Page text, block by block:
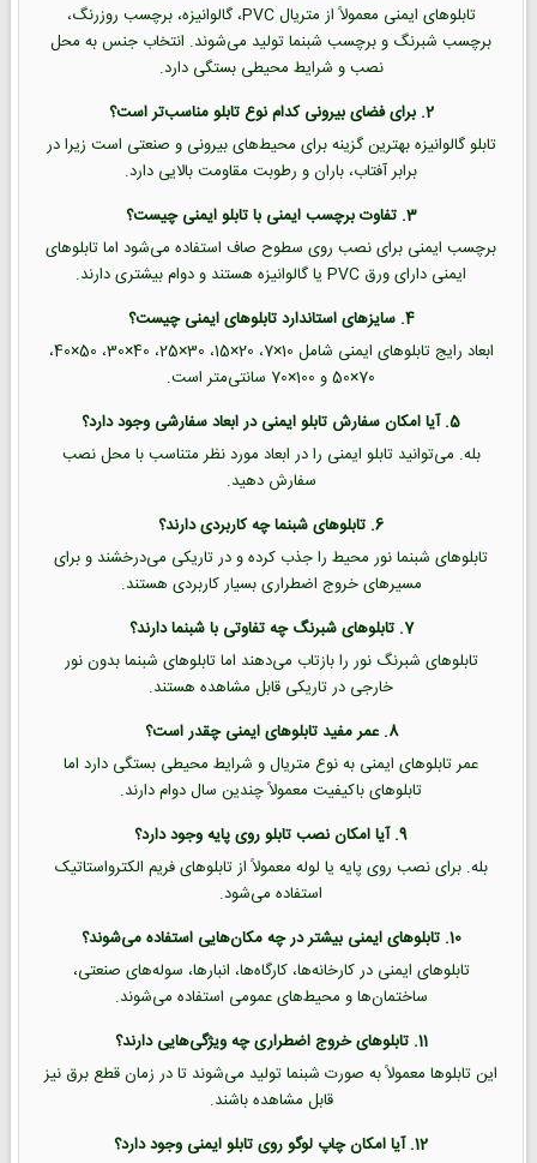
تابلوهای ایمنی معمولاً از متریال PVC، گالوانیزه، برچسب روزرنگ،
برچسب شبرنگ و برچسب شبنما تولید می‌شوند. انتخاب جنس به محل
نصب و شرایط محیطی بستگی دارد.
2. برای فضای بیرونی کدام نوع تابلو مناسب‌تر است؟
تابلو گالوانیزه بهترین گزینه برای محیط‌های بیرونی و صنعتی است زیرا در
برابر آفتاب، باران و رطوبت مقاومت بالایی دارد.
3. تفاوت برچسب ایمنی با تابلو ایمنی چیست؟
برچسب ایمنی برای نصب روی سطوح صاف استفاده می‌شود اما تابلوهای
ایمنی دارای ورق PVC یا گالوانیزه هستند و دوام بیشتری دارند.
4. سایزهای استاندارد تابلوهای ایمنی چیست؟
ابعاد رایج تابلوهای ایمنی شامل 10×7، 20×15، 30×25، 40×30، 50×40،
70×50 و 100×70 سانتی‌متر است.
5. آیا امکان سفارش تابلو ایمنی در ابعاد سفارشی وجود دارد؟
بله. می‌توانید تابلو ایمنی را در ابعاد مورد نظر متناسب با محل نصب
سفارش دهید.
6. تابلوهای شبنما چه کاربردی دارند؟
تابلوهای شبنما نور محیط را جذب کرده و در تاریکی می‌درخشند و برای
مسیرهای خروج اضطراری بسیار کاربردی هستند.
7. تابلوهای شبرنگ چه تفاوتی با شبنما دارند؟
تابلوهای شبرنگ نور را بازتاب می‌دهند اما تابلوهای شبنما بدون نور
خارجی در تاریکی قابل مشاهده هستند.
8. عمر مفید تابلوهای ایمنی چقدر است؟
عمر تابلوهای ایمنی به نوع متریال و شرایط محیطی بستگی دارد اما
تابلوهای باکیفیت معمولاً چندین سال دوام دارند.
9. آیا امکان نصب تابلو روی پایه وجود دارد؟
بله. برای نصب روی پایه یا لوله معمولاً از تابلوهای فریم الکترواستاتیک
استفاده می‌شود.
10. تابلوهای ایمنی بیشتر در چه مکان‌هایی استفاده می‌شوند؟
تابلوهای ایمنی در کارخانه‌ها، کارگاه‌ها، انبارها، سوله‌های صنعتی،
ساختمان‌ها و محیط‌های عمومی استفاده می‌شوند.
11. تابلوهای خروج اضطراری چه ویژگی‌هایی دارند؟
این تابلوها معمولاً به صورت شبنما تولید می‌شوند تا در زمان قطع برق نیز
قابل مشاهده باشند.
12. آیا امکان چاپ لوگو روی تابلو ایمنی وجود دارد؟